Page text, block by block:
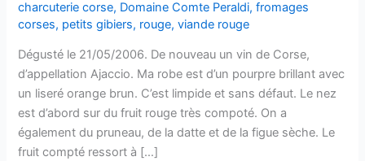
charcuterie corse, Domaine Comte Peraldi,fromages
corses, petits gibiers, rouge,viande rouge
Dégusté le 21/05/2006. De nouveau un vin de Corse,
d’appellation Ajaccio. Ma robe est d’un pourpre brillant avec
un liseré orange brun. C’est limpide et sans défaut. Le nez
est d’abord sur du fruit rouge très compoté. On a
également du pruneau, de la datte et de la figue sèche. Le
fruit compté ressort à […]